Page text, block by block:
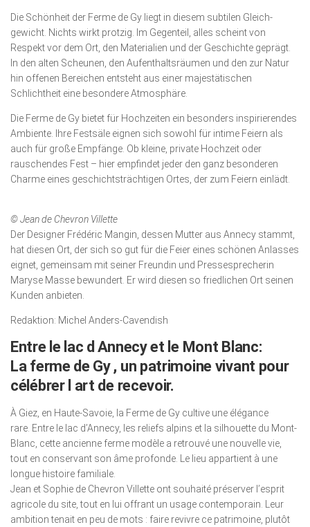
Die Schönheit der Ferme de Gy liegt in diesem subtilen Gleich­­
gewicht. Nichts wirkt protzig. Im Gegenteil, alles scheint von
Respekt vor dem Ort, den Materialien und der Geschichte geprägt.
In den alten Scheunen, den Aufenthaltsräumen und den zur Natur
hin offenen Bereichen entsteht aus einer majestä­tischen
Schlichtheit eine besondere Atmosphäre.
Die Ferme de Gy bietet für Hochzeiten ein besonders inspirierendes
Ambiente. Ihre Festsäle eignen sich sowohl für intime Feiern als
auch für große Empfänge. Ob kleine, private Hoch­zeit oder
rauschendes Fest – hier empfindet jeder den ganz be­sonderen
Charme eines geschichtsträchtigen Ortes, der zum Feiern einlädt.
© Jean de Chevron Villette
Der Designer Frédéric Mangin, dessen Mutter aus Annecy stammt,
hat diesen Ort, der sich so gut für die Feier eines schönen Anlasses
eignet, gemeinsam mit seiner Freundin und Pres­se­sprecherin
Maryse Masse bewundert. Er wird diesen so friedlichen Ort seinen
Kunden anbieten.
Redaktion: Michel Anders-Cavendish
Entre le lac d Annecy et le Mont Blanc:
La ferme de Gy , un patrimoine vivant pour
célébrer l art de recevoir.
À Giez, en Haute-Savoie, la Ferme de Gy cultive une élégance
rare. Entre le lac d’Annecy, les reliefs alpins et la silhouette du Mont-
Blanc, cette ancienne ferme modèle a retrouvé une nouvelle vie,
tout en conservant son âme profonde. Le lieu appartient à une
longue histoire familiale.
Jean et Sophie de Chevron Villette ont souhaité préserver l’esprit
agricole du site, tout en lui offrant un usage contemporain. Leur
ambition tenait en peu de mots : faire revivre ce patrimoine, plutôt